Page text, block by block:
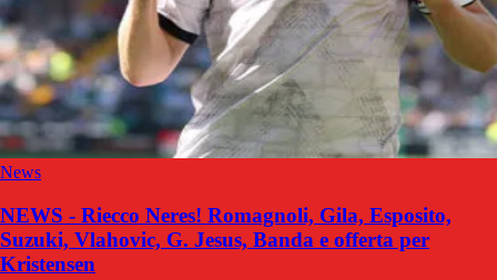
News
NEWS - Riecco Neres! Romagnoli, Gila, Esposito,
Suzuki, Vlahovic, G. Jesus, Banda e offerta per
Kristensen